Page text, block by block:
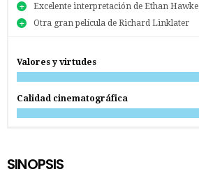
Excelente interpretación de Ethan Hawke
Otra gran película de Richard Linklater
Valores y virtudes
Calidad cinematográfica
SINOPSIS